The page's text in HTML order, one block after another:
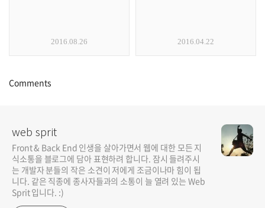
2016.08.26 2016.04.22
Comments
web sprit
Front & Back End 인생을 살아가면서 웹에 대한 모든 지
식소통을 블로그에 담아 표현하려 합니다. 잠시 들려주시
는 개발자 분들의 작은 소견이 저에게 조금이나마 힘이 됩
니다. 같은 직종에 종사자들과의 소통이 늘 열려 있는 Web
Sprit 입니다. :)